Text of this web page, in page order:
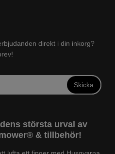
direkt i din inkorg?
Skicka
största urval av
& tillbehör!